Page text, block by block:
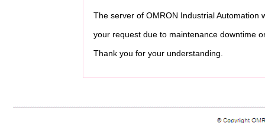
The server of OMRON Industrial Automation
your request due to maintenance downtime
Thank you for your understanding.